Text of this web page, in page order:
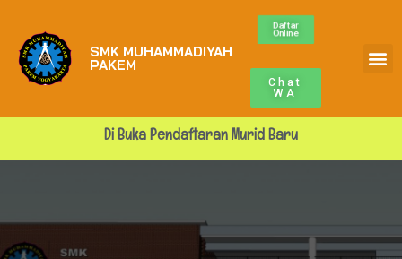
SMK MUHAMMADIYAH
PAKEM
Daftar
Online
Chat
WA
Di Buka Pendaftaran Murid Baru